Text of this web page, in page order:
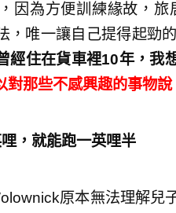
因為方便訓練緣故，
，唯一讓自己提得起勁
經住在貨車裡10年，我
那些不感興趣的事物說
，就能跑一英哩半
原本無法理解兒